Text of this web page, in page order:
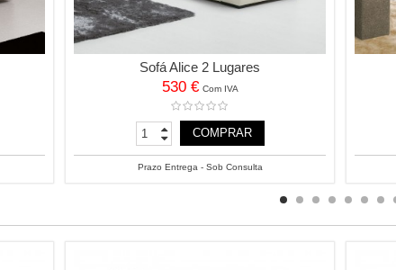
Sofá Alice 2 Lugares
530 € Com IVA
COMPRAR
Prazo Entrega - Sob Consulta